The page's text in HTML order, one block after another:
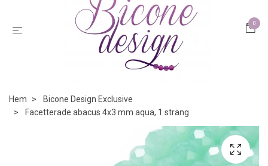
0
Hem
Bicone Design Exclusive
Facetterade abacus 4x3 mm aqua, 1 sträng